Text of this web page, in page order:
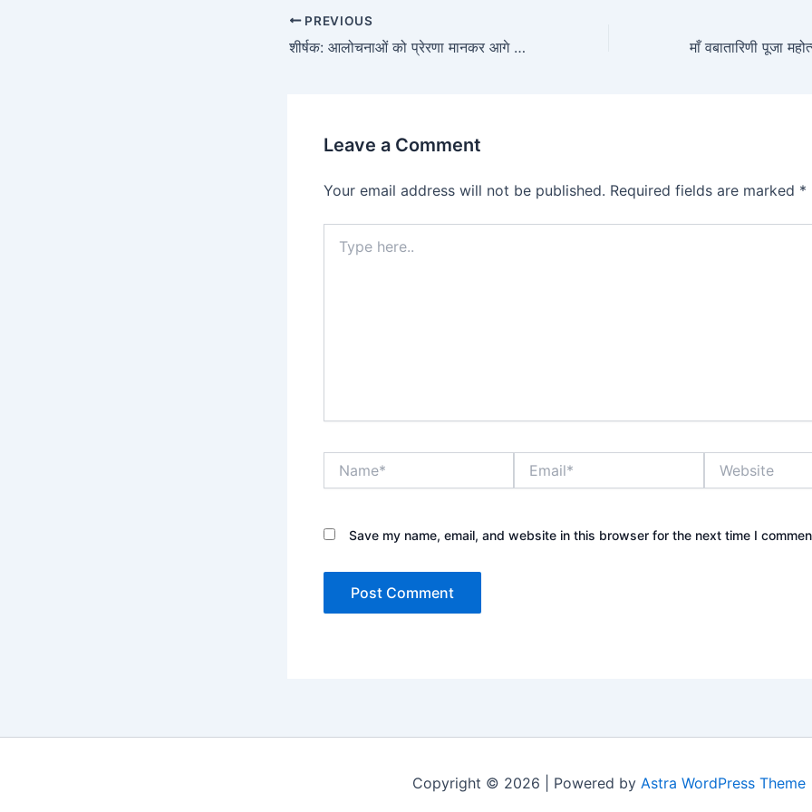
PREVIOUS
शीर्षक: आलोचनाओं को प्रेरणा मानकर आगे बढ़ने का संकल्प – ध्रुव अग्रहरि“
Leave a Comment
Your email address will not be published. Required fields are marked *
here..
Save my name, email, and website in this browser for the next time I
Copyright © 2026 | Powered by Astra WordPress Theme